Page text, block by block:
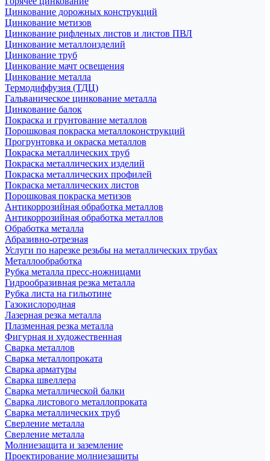
Цинкование дорожных конструкций
Цинкование метизов
Цинкование рифленых листов и листов ПВЛ
Цинкование металлоизделий
Цинкование труб
Цинкование мачт освещения
Цинкование металла
Термодиффузия (ТДЦ)
Гальваническое цинкование металла
Цинкование балок
Покраска и грунтование металлов
Порошковая покраска металлоконструкций
Прогрунтовка и окраска металлов
Покраска металлических труб
Покраска металлических изделий
Покраска металлических профилей
Покраска металлических листов
Порошковая покраска метизов
Антикоррозийная обработка металлов
Антикоррозийная обработка металлов
Обработка металла
Абразивно-отрезная
Услуги по нарезке резьбы на металлических трубах
Металлообработка
Рубка металла пресс-ножницами
Гидрообразивная резка металла
Рубка листа на гильотине
Газокислородная
Лазерная резка металла
Плазменная резка металла
Фигурная и художественная
Сварка металлов
Сварка металлопроката
Сварка арматуры
Сварка швеллера
Сварка металлической балки
Сварка листового металлопроката
Сварка металлических труб
Сверление металла
Сверление металла
Молниезащита и заземление
Проектирование молниезащиты